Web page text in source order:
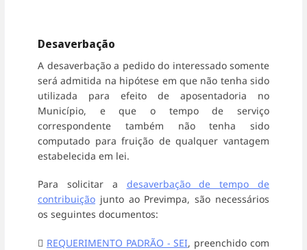
Desaverbação
A desaverbação a pedido do interessado somente
será admitida na hipótese em que não tenha sido
utilizada para efeito de aposentadoria no
Município, e que o tempo de serviço
correspondente também não tenha sido
computado para fruição de qualquer vantagem
estabelecida em lei.
Para solicitar a desaverbação de tempo de
contribuição junto ao Previmpa, são necessários
os seguintes documentos:
 REQUERIMENTO PADRÃO - SEI, preenchido com